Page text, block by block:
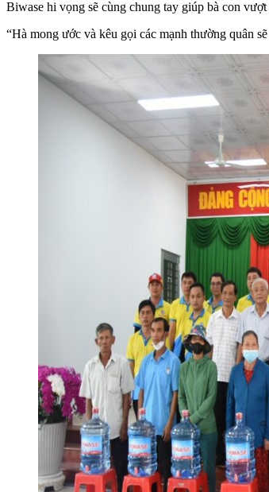
Biwase hi vọng sẽ cùng chung tay giúp bà con
“Hà mong ước và kêu gọi các mạnh thường quân